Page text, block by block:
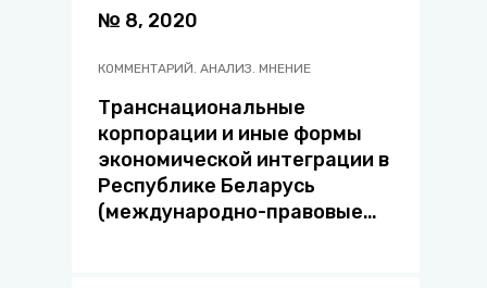
№ 8, 2020
КОММЕНТАРИЙ. АНАЛИЗ. МНЕНИЕ
Транснациональные
корпорации и иные формы
экономической интеграции в
Республике Беларусь
(международно-правовые